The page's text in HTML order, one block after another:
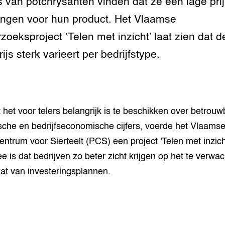
en infra
Aanpakken
Pigs
Digitalisering &
exoten
genetische
voor hun product. Het Vlaamse
‘Telen met inzicht’ laat zien dat
sterk varieert per bedrijfstype.
het voor telers belangrijk is te beschikken over
en bedrijfseconomische cijfers, voerde het Vlaamse
voor Sierteelt (PCS) een project 'Telen met
is dat bedrijven zo beter zicht krijgen op het te
van investeringsplannen.